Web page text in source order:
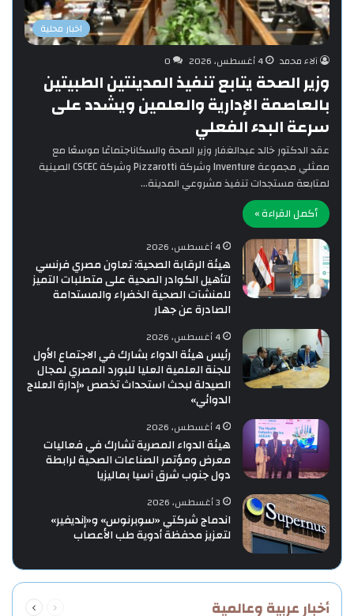
اخبار محلية
آلاء محمد
4 أغسطس، 2026 0
وزير الصحة يتابع تنفيذ المدينتين الطبيتين
بالعاصمة الإدارية والعلمين ويشدد على
سرعة البدء الفعلي
‎عقد الدكتور خالد عبدالغفار وزير الصحة والسكاناجتماعًا موسعًا مع
ممثلي مجموعة Inventure وشركة Pizzarotti وشركة CSCEC الصينية
لمتابعة مستجدات تنفيذ مشروعي المدينة…
أكمل القراءة »
4 أغسطس، 2026
هيئة الرقابة الصحية: تعاون مصري فرنسي
لتأهيل الكوادر الصحية على متطلبات التميز
للمنشآت الصحية الخضراء والمستدامة
الصادرة عن جهار
4 أغسطس، 2026
رئيس هيئة الدواء بشارك في الاجتماع الأول
للجنة العلمية العليا للبورد المصري لمجال
الصيدلة لبحث استحداث تخصص «إدارة العلاج
الدوائي»
4 أغسطس، 2026
هيئة الدواء المصرية تشارك في فعاليات
معرض ومؤتمر الصناعات الصحية لرابطة
دول جنوب شرق آسيا بماليزيا
3 أغسطس، 2026
اندماج شركتي «سوبرنوس» و«إنديفير»
لتعزيز محفظة أدوية طب الأعصاب
أخبار عربية وعالمية الصفحةالصفحة